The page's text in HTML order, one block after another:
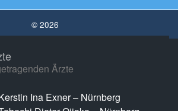
© 2026
Ärzte
Ina Exner – Nürnberg